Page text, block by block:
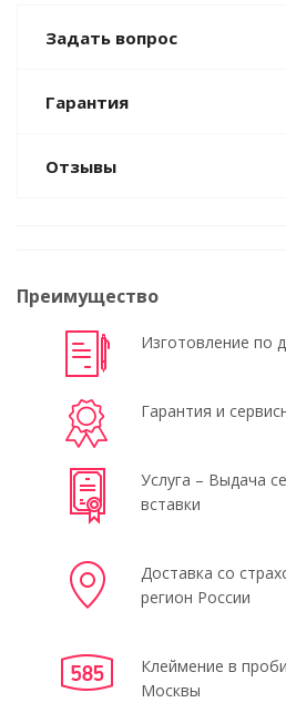
Задать вопрос
Гарантия
Отзывы
Преимущество
Изготовление по
Гарантия и
Услуга – Выдача
вставки
Доставка со
регион России
Клеймение в
Москвы